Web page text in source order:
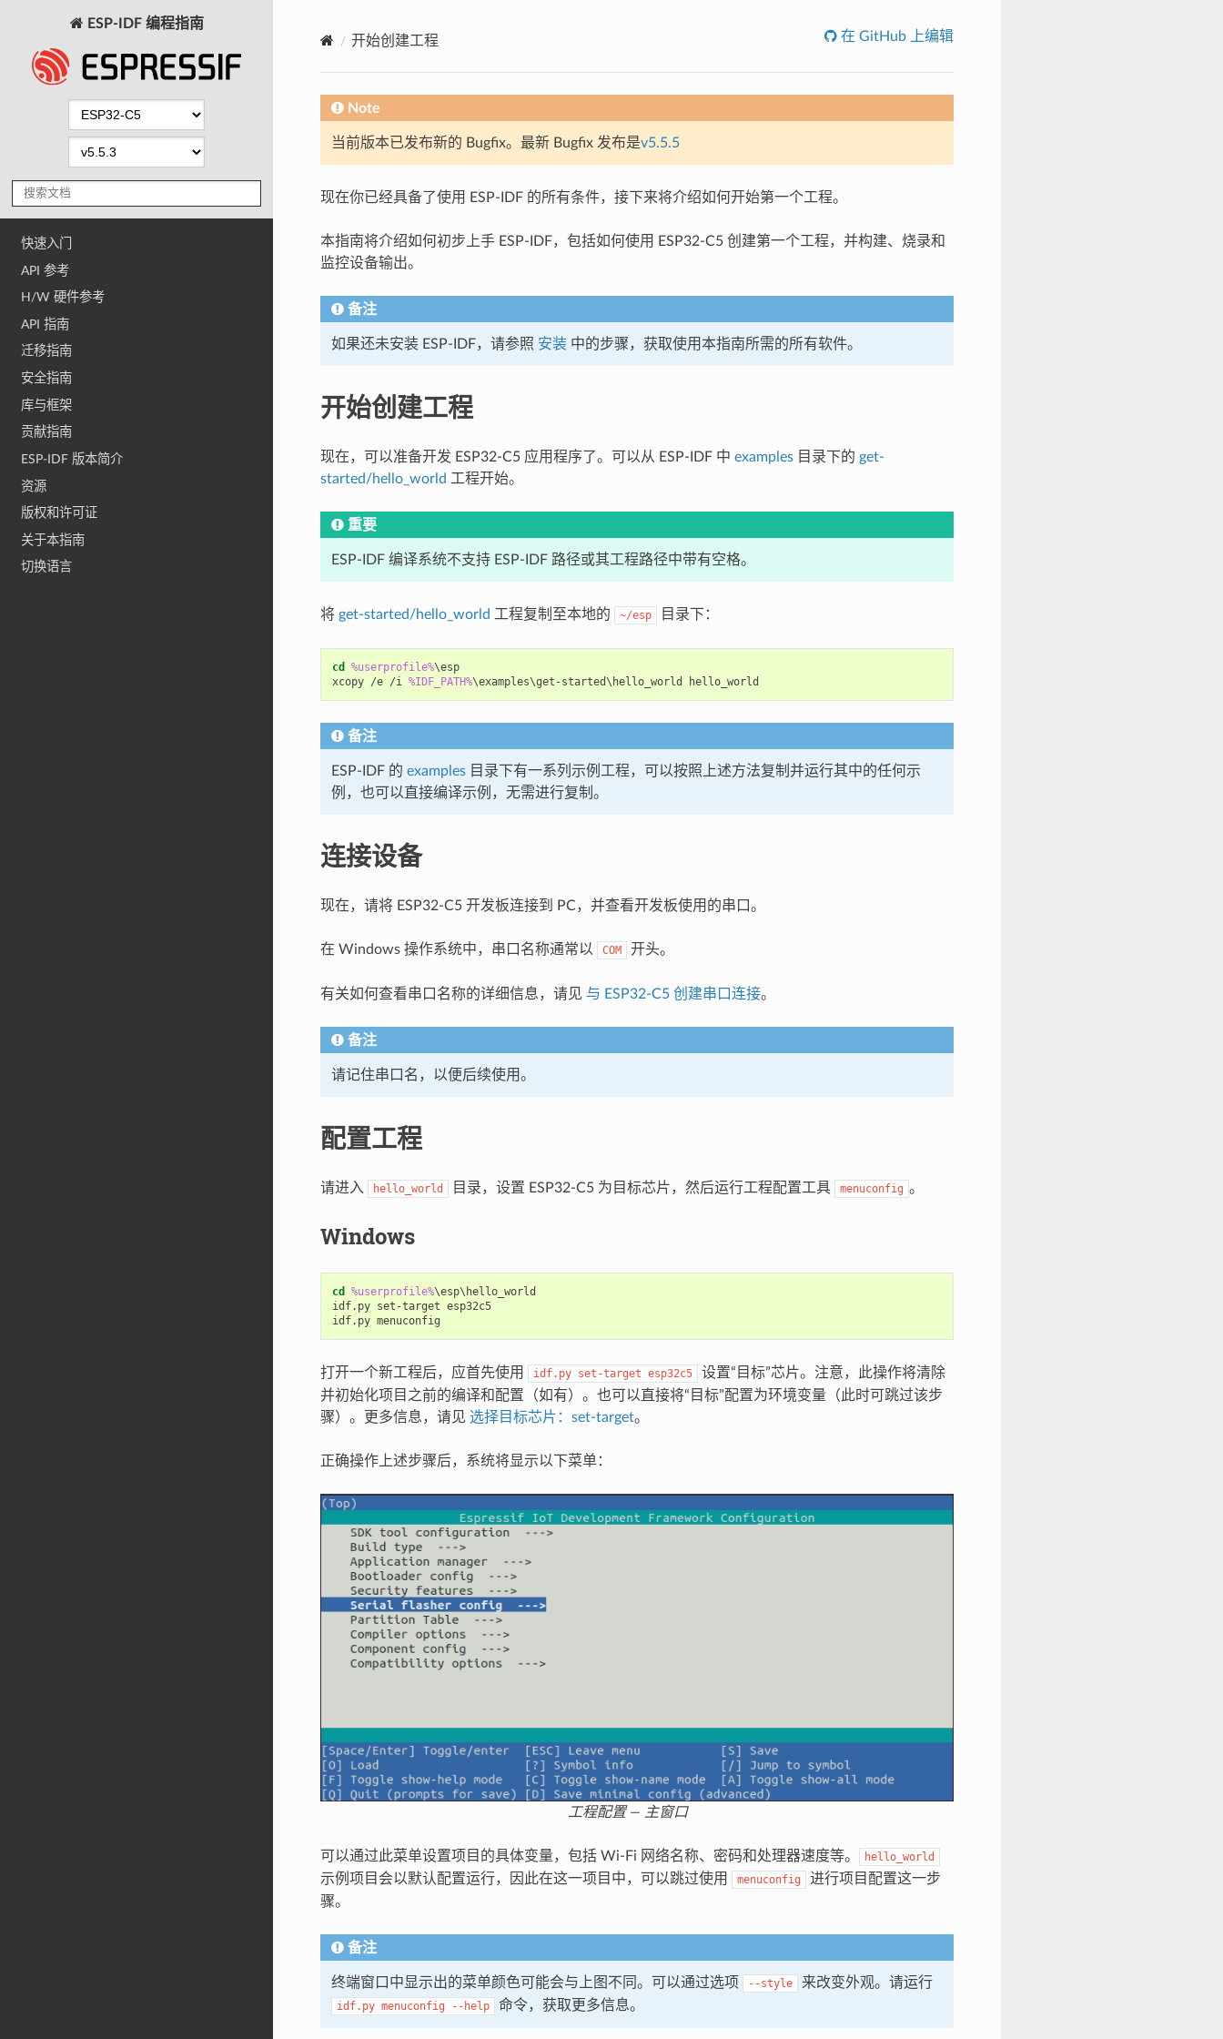
ESP-IDF 编程指南
快速入门
API 参考
H/W 硬件参考
API 指南
迁移指南
安全指南
库与框架
贡献指南
ESP-IDF 版本简介
资源
版权和许可证
关于本指南
切换语言
开始创建工程 在 GitHub 上编辑
Note
当前版本已发布新的 Bugfix。最新 Bugfix 发布是v5.5.5
现在你已经具备了使用 ESP-IDF 的所有条件，接下来将介绍如何开始第一个工程。
本指南将介绍如何初步上手 ESP-IDF，包括如何使用 ESP32-C5 创建第一个工程，并构建、烧录和
监控设备输出。
备注
如果还未安装 ESP-IDF，请参照 安装中的步骤，获取使用本指南所需的所有软件。
开始创建工程
现在，可以准备开发 ESP32-C5 应用程序了。可以从 ESP-IDF 中 examples目录下的 get-
started/hello_world 工程开始。
重要
ESP-IDF 编译系统不支持 ESP-IDF 路径或其工程路径中带有空格。
将 get-started/hello_world 工程复制至本地的 ~/esp 目录下：
cd %userprofile%\esp
xcopy /e /i %IDF_PATH%
备注
ESP-IDF 的 examples目录下有一系列示例工程，可以按照上述方法复制并运行其中的任何示
例，也可以直接编译示例，无需进行复制。
连接设备
现在，请将 ESP32-C5 开发板连接到 PC，并查看开发板使用的串口。
在 Windows 操作系统中，串口名称通常以 COM 开头。
有关如何查看串口名称的详细信息，请见 与 ESP32-C5 创建串口连接。
备注
请记住串口名，以便后续使用。
配置工程
请进入 hello_world 目录，设置 ESP32-C5 为目标芯片，然后运行工程配置工具 menuconfig 。
Windows
cd %userprofile%\esp\hello_world
idf.py set-target esp32c5
打开一个新工程后，应首先使用 idf.py set-target esp32c5
设置“目标”芯片。注意，此操作将清除
并初始化项目之前的编译和配置（如有）。也可以直接将“目标”配置为环境变量（此时可跳过该步
骤）。更多信息，请见 选择目标芯片：set-target。
正确操作上述步骤后，系统将显示以下菜单：
工程配置 — 主窗口
可以通过此菜单设置项目的具体变量，包括 Wi-Fi 网络名称、密码和处理器速度等。 hello_world
示例项目会以默认配置运行，因此在这一项目中，可以跳过使用 menuconfig
进行项目配置这一步
骤。
备注
终端窗口中显示出的菜单颜色可能会与上图不同。可以通过选项 --style 来改变外观。请运行
idf.py menuconfig --help 命令，获取更多信息。